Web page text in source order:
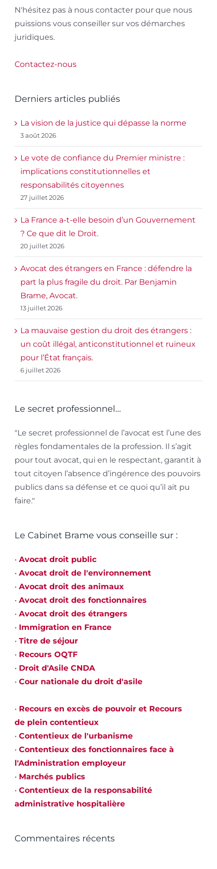
N'hésitez pas à nous contacter pour que nous
puissions vous conseiller sur vos démarches
juridiques.
Contactez-nous
Derniers articles publiés
La vision de la justice qui dépasse la norme
3 août 2026
Le vote de confiance du Premier ministre :
implications constitutionnelles et
responsabilités citoyennes
27 juillet 2026
La France a-t-elle besoin d’un Gouvernement
? Ce que dit le Droit.
20 juillet 2026
Avocat des étrangers en France : défendre la
part la plus fragile du droit. Par Benjamin
Brame, Avocat.
13 juillet 2026
La mauvaise gestion du droit des étrangers :
un coût illégal, anticonstitutionnel et ruineux
pour l’État français.
6 juillet 2026
Le secret professionnel…
"Le secret professionnel de l’avocat est l’une des
règles fondamentales de la profession. Il s’agit
pour tout avocat, qui en le respectant, garantit à
tout citoyen l’absence d’ingérence des pouvoirs
publics dans sa défense et ce quoi qu’il ait pu
faire."
Le Cabinet Brame vous conseille sur :
• Avocat droit public
• Avocat droit de l'environnement
• Avocat droit des animaux
• Avocat droit des fonctionnaires
• Avocat droit des étrangers
• Immigration en France
• Titre de séjour
• Recours OQTF
• Droit d'Asile CNDA
• Cour nationale du droit d'asile
• Recours en excès de pouvoir et Recours
de plein contentieux
• Contentieux de l'urbanisme
• Contentieux des fonctionnaires face à
l'Administration employeur
• Marchés publics
• Contentieux de la responsabilité
administrative hospitalière
Commentaires récents